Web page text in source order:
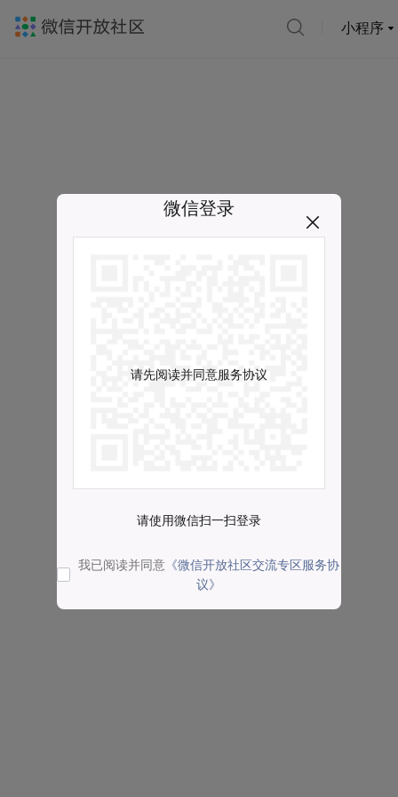
小程序
微信登录
请先阅读并同意服务协议
请使用微信扫一扫登录
我已阅读并同意 《微信开放社区交流专区服务协
议》